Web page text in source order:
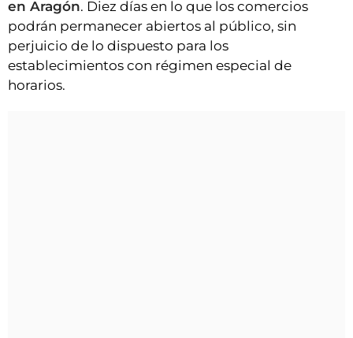
INICIAR SESIÓN
en Aragón. Diez días en lo que los comercios
podrán permanecer abiertos al público, sin
perjuicio de lo dispuesto para los
establecimientos con régimen especial de
horarios.